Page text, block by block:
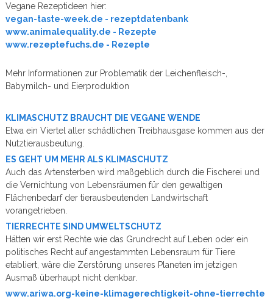
Vegane Rezeptideen hier:
vegan-taste-week.de - rezeptdatenbank
www.animalequality.de - Rezepte
www.rezeptefuchs.de - Rezepte
Mehr Informationen zur Problematik der Leichenfleisch-,
Babymilch- und Eierproduktion
KLIMASCHUTZ BRAUCHT DIE VEGANE WENDE
Etwa ein Viertel aller schädlichen Treibhausgase kommen aus der
Nutztierausbeutung.
ES GEHT UM MEHR ALS KLIMASCHUTZ
Auch das Artensterben wird maßgeblich durch die Fischerei und
die Vernichtung von Lebensräumen für den gewaltigen
Flächenbedarf der tierausbeutenden Landwirtschaft
vorangetrieben.
TIERRECHTE SIND UMWELTSCHUTZ
Hätten wir erst Rechte wie das Grundrecht auf Leben oder ein
politisches Recht auf angestammten Lebensraum für Tiere
etabliert, wäre die Zerstörung unseres Planeten im jetzigen
Ausmaß überhaupt nicht denkbar.
www.ariwa.org-keine-klimagerechtigkeit-ohne-tierrechte